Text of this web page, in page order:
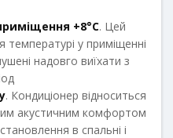
+8°C. Цей
у приміщенні
надовго виїхати з
. Кондиціонер відноситься
акустичним комфортом
в спальні і